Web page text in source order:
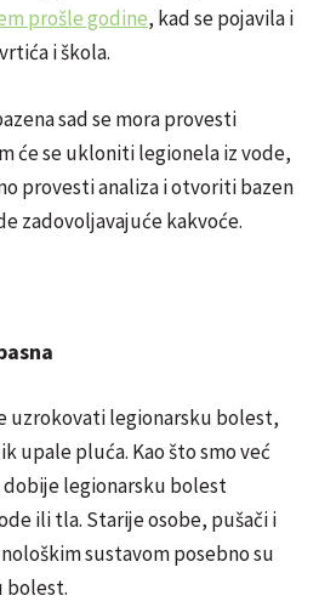
prošle godine, kad se pojavila i
i škola.
sad se mora provesti
će se ukloniti legionela iz vode,
provesti analiza i otvoriti bazen
zadovoljavajuće kakvoće.
uzrokovati legionarsku bolest,
upale pluća. Kao što smo već
legionarsku bolest
ili tla. Starije osobe, pušači i
sustavom posebno su
bolest.